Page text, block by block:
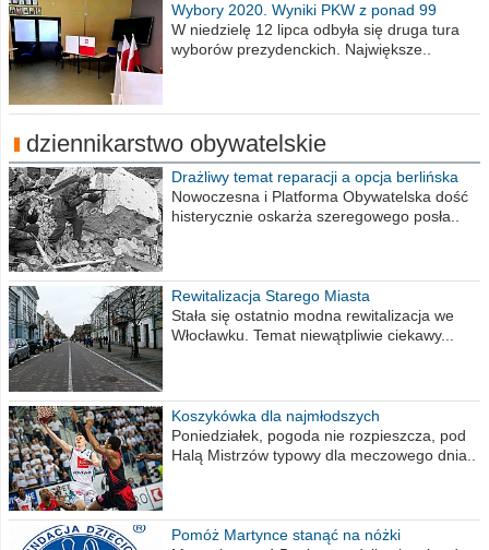
Wybory 2020. Wyniki PKW z ponad 99
procent obwodów
W niedzielę 12 lipca odbyła się druga tura
wyborów prezydenckich. Największe..
dziennikarstwo obywatelskie
Drażliwy temat reparacji a opcja berlińska
Nowoczesna i Platforma Obywatelska dość
histerycznie oskarża szeregowego posła..
Rewitalizacja Starego Miasta
Stała się ostatnio modna rewitalizacja we
Włocławku. Temat niewątpliwie ciekawy...
Koszykówka dla najmłodszych
Poniedziałek, pogoda nie rozpieszcza, pod
Halą Mistrzów typowy dla meczowego dnia..
Pomóż Martynce stanąć na nóżki